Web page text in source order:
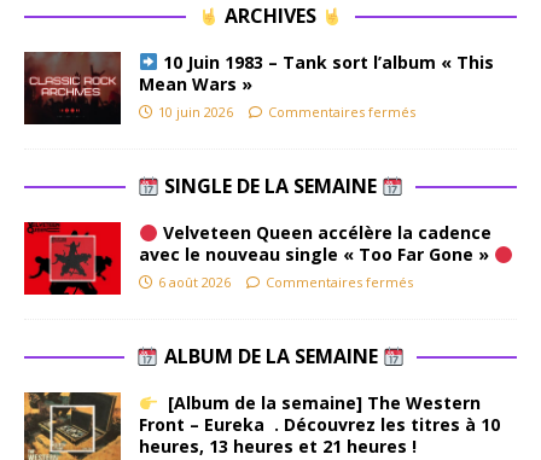
ARCHIVES
10 Juin 1983 – Tank sort l’album « This
Mean Wars »
10 juin 2026 Commentaires fermés
SINGLE DE LA SEMAINE
Velveteen Queen accélère la cadence
avec le nouveau single « Too Far Gone »
6 août 2026 Commentaires fermés
ALBUM DE LA SEMAINE
[Album de la semaine] The Western
Front – Eureka . Découvrez les titres à 10
heures, 13 heures et 21 heures !